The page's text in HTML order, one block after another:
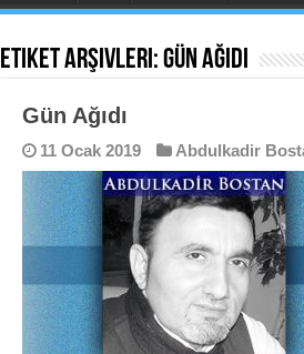
Etiket Arşivleri:Gün Ağıdı
Gün Ağıdı
11 Ocak 2019 Abdulkadir